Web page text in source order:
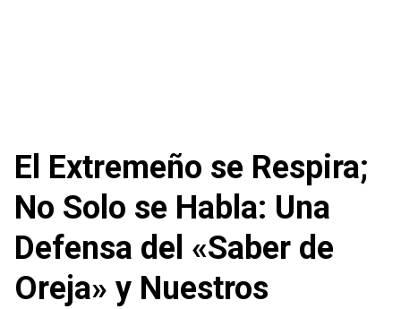
El Extremeño se Respira;
No Solo se Habla: Una
Defensa del «Saber de
Oreja» y Nuestros